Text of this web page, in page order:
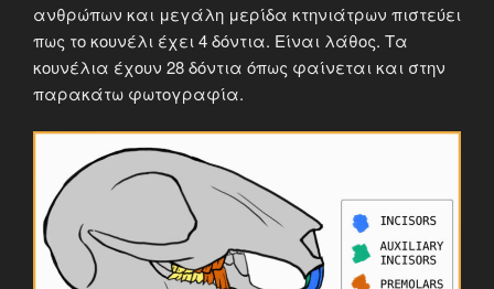
ανθρώπων και μεγάλη μερίδα κτηνιάτρων πιστεύει
πως το κουνέλι έχει 4 δόντια. Είναι λάθος. Τα
κουνέλια έχουν 28 δόντια όπως φαίνεται και στην
παρακάτω φωτογραφία.